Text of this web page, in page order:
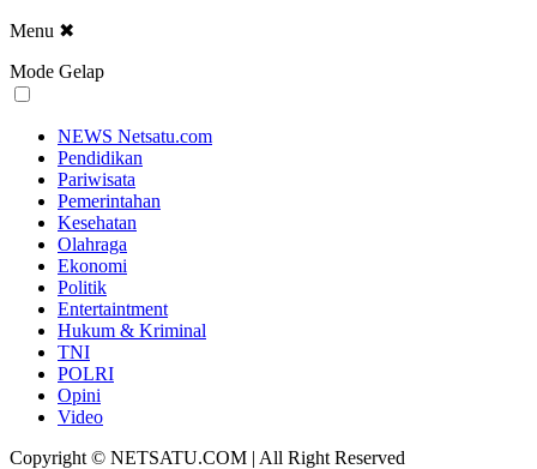
Menu ✖
Mode Gelap
NEWS Netsatu.com
Pendidikan
Pariwisata
Pemerintahan
Kesehatan
Olahraga
Ekonomi
Politik
Entertaintment
Hukum & Kriminal
TNI
POLRI
Opini
Video
Copyright © NETSATU.COM | All Right Reserved